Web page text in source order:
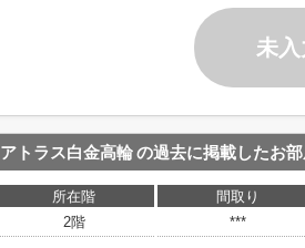
未
アトラス白金高輪の過去に掲載したお
所在階 間取り
2階
***